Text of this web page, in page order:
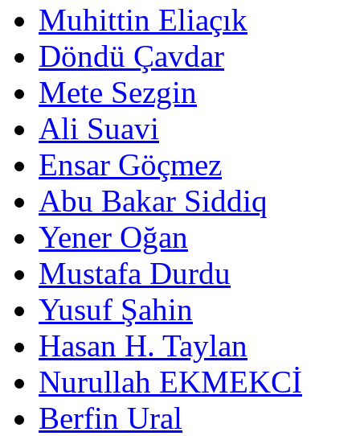
Muhittin Eliaçık
Döndü Çavdar
Mete Sezgin
Ali Suavi
Ensar Göçmez
Abu Bakar Siddiq
Yener Oğan
Mustafa Durdu
Yusuf Şahin
Hasan H. Taylan
Nurullah EKMEKCİ
Berfin Ural